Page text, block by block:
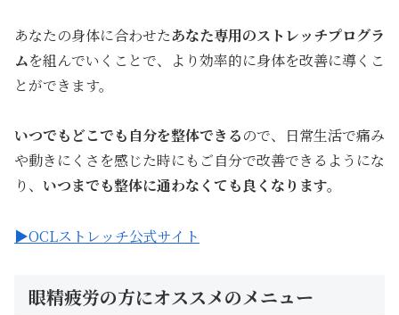
あなたの身体に合わせたあなた専用のストレッチプログラ
ムを組んでいくことで、より効率的に身体を改善に導くこ
とができます。
いつでもどこでも自分を整体できるので、日常生活で痛み
や動きにくさを感じた時にもご自分で改善できるようにな
り、 いつまでも整体に通わなくても良くなります。
▶OCLストレッチ公式サイト
眼精疲労の方にオススメのメニュー